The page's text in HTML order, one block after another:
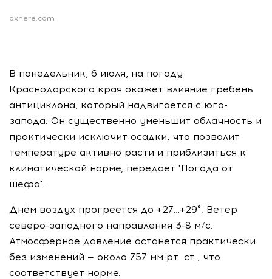
pxhere.com
В понедельник, 6 июля, на погоду
Краснодарского края окажет влияние гребень
антициклона, который надвигается с юго-
запада. Он существенно уменьшит облачность и
практически исключит осадки, что позволит
температуре активно расти и приблизиться к
климатической норме, передает "Погода от
шефа".
Днём воздух прогреется до +27…+29°. Ветер
северо-западного направления 3-8 м/с.
Атмосферное давление останется практически
без изменений — около 757 мм рт. ст., что
соответствует норме.